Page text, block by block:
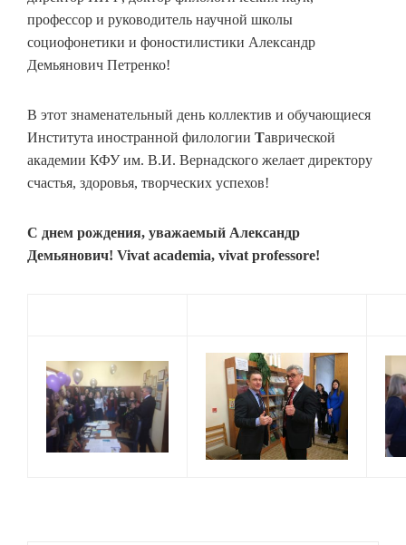
профессор и руководитель научной школы
социофонетики и фоностилистики Александр
Демьянович Петренко!
В этот знаменательный день коллектив и обучающиеся
Института иностранной филологии Таврической
академии КФУ им. В.И. Вернадского желает директору
счастья, здоровья, творческих успехов!
С днем рождения, уважаемый Александр
Демьянович! Vivat academia, vivat professore!